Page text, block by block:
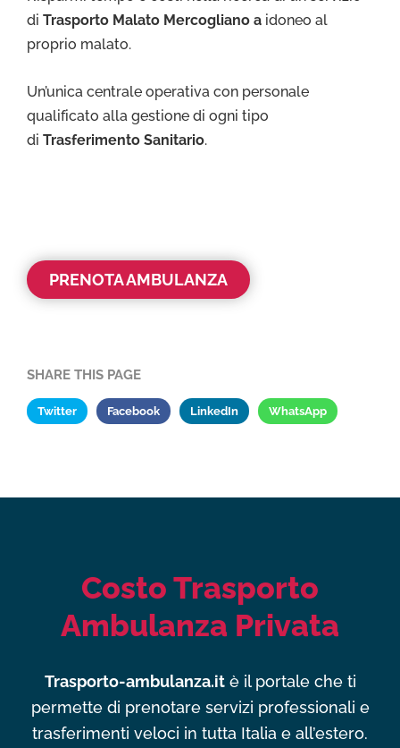
di Trasporto Malato Mercogliano a idoneo al
proprio malato.
Un’unica centrale operativa con personale
qualificato alla gestione di ogni tipo
di Trasferimento Sanitario.
PRENOTA AMBULANZA
SHARE THIS PAGE
Twitter Facebook LinkedIn WhatsApp
Costo Trasporto
Ambulanza Privata
Trasporto-ambulanza.itè il portale che ti
permette di prenotare servizi professionali e
trasferimenti veloci in tutta Italia e all’estero.